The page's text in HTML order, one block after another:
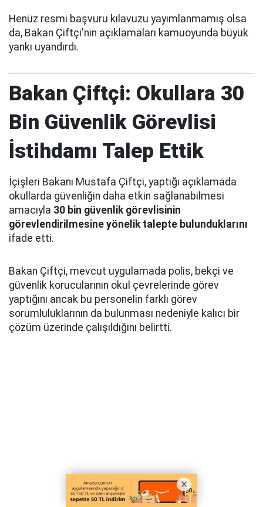
Henüz resmi başvuru kılavuzu yayımlanmamış olsa
da, Bakan Çiftçi'nin açıklamaları kamuoyunda büyük
yankı uyandırdı.
Bakan Çiftçi: Okullara 30
Bin Güvenlik Görevlisi
İstihdamı Talep Ettik
İçişleri Bakanı Mustafa Çiftçi, yaptığı açıklamada
okullarda güvenliğin daha etkin sağlanabilmesi
amacıyla 30 bin güvenlik görevlisinin
görevlendirilmesine yönelik talepte bulunduklarını
ifade etti.
Bakan Çiftçi, mevcut uygulamada polis, bekçi ve
güvenlik korucularının okul çevrelerinde görev
yaptığını ancak bu personelin farklı görev
sorumluluklarının da bulunması nedeniyle kalıcı bir
çözüm üzerinde çalışıldığını belirtti.